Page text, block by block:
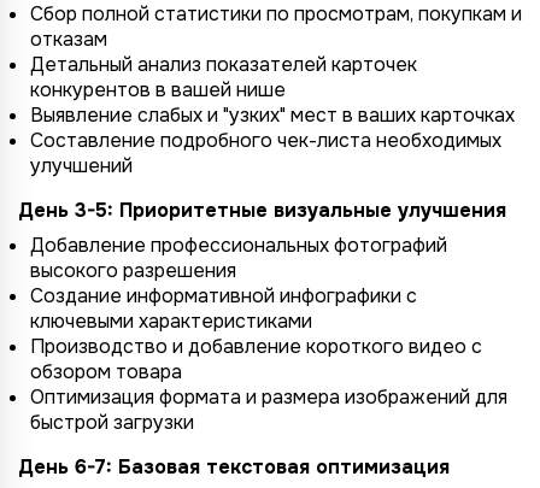
Сбор полной статистики по просмотрам, покупкам и
отказам
Детальный анализ показателей карточек
конкурентов в вашей нише
Выявление слабых и "узких" мест в ваших карточках
Составление подробного чек-листа необходимых
улучшений
День 3-5: Приоритетные визуальные улучшения
Добавление профессиональных фотографий
высокого разрешения
Создание информативной инфографики с
ключевыми характеристиками
Производство и добавление короткого видео с
обзором товара
Оптимизация формата и размера изображений для
быстрой загрузки
День 6-7: Базовая текстовая оптимизация